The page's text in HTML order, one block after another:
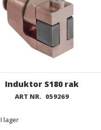
Induktor S180 rak
ART NR. 059269
I lager